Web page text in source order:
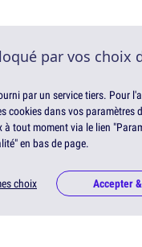
par vos choix
par un service tiers. Pour
cookies dans vos paramètres
à tout moment via le lien
en bas de page.
choix Accepter